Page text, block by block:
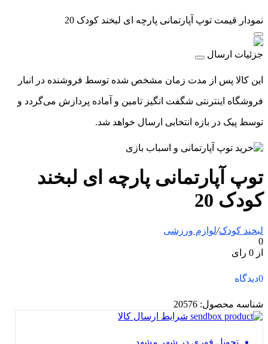
نمودار قیمت توپ آپارتمانی پارچه ای لبخند کودک 20
جزئیات ارسال
این کالا پس از مدت زمان مشخص شده توسط فروشنده در انبار
فروشگاه اینترنتی شگفت انگیز تامین و آماده پردازش می‌گردد و
توسط پیک در بازه انتخابی ارسال خواهد شد.
توپ آپارتمانی پارچه ای لبخند
کودک 20
لبخند کودک/لوازم ورزشی
0
از 0 رای
0دیدگاه
شناسه محصول: 20576
شرایط ارسال کالا
تحویل فوری در شهر مشهد